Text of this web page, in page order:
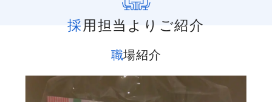
採用担当よりご紹介
職場紹介